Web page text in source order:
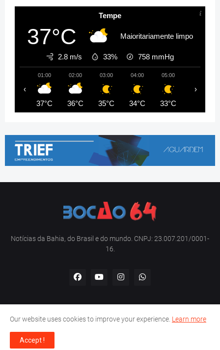
Tempe
37°C Maioritariamente limpo
2.8 m/s 33% 758 mmHg
01:00
37°C
02:00
36°C
03:00
35°C
04:00
34°C
05:00
33°C
‹ ›
Notícias da Bahia, do Brasil e do mundo. CNPJ: 23.007.201/0001-
16.
Home Sobre nós Contato Política de privacidade
Our website uses cookies to improve your experience. Learn more
Accept !